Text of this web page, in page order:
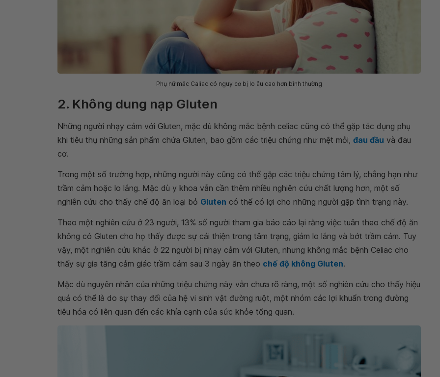
Phụ nữ mắc Caliac có nguy cơ bị lo âu cao hơn bình thường
2. Không dung nạp Gluten
Những người nhạy cảm với Gluten, mặc dù không mắc bệnh celiac cũng có thể gặp tác dụng phụ
khi tiêu thụ những sản phẩm chứa Gluten, bao gồm các triệu chứng như mệt mỏi, đau đầu và đau
cơ.
Trong một số trường hợp, những người này cũng có thể gặp các triệu chứng tâm lý, chẳng hạn như
trầm cảm hoặc lo lắng. Mặc dù y khoa vẫn cần thêm nhiều nghiên cứu chất lượng hơn, một số
nghiên cứu cho thấy chế độ ăn loại bỏ Gluten có thể có lợi cho những người gặp tình trạng này.
Theo một nghiên cứu ở 23 người, 13% số người tham gia báo cáo lại rằng việc tuân theo chế độ ăn
không có Gluten cho họ thấy được sự cải thiện trong tâm trạng, giảm lo lắng và bớt trầm cảm. Tuy
vậy, một nghiên cứu khác ở 22 người bị nhạy cảm với Gluten, nhưng không mắc bệnh Celiac cho
thấy sự gia tăng cảm giác trầm cảm sau 3 ngày ăn theo chế độ không Gluten.
Mặc dù nguyên nhân của những triệu chứng này vẫn chưa rõ ràng, một số nghiên cứu cho thấy hiệu
quả có thể là do sự thay đổi của hệ vi sinh vật đường ruột, một nhóm các lợi khuẩn trong đường
tiêu hóa có liên quan đến các khía cạnh của sức khỏe tổng quan.